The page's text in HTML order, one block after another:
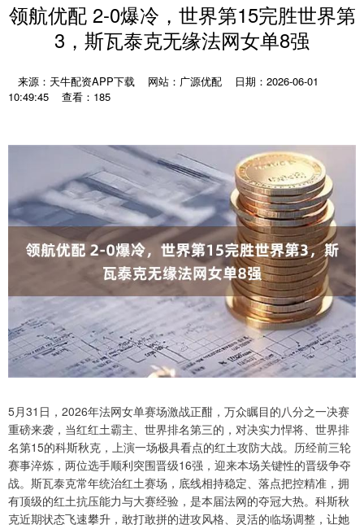
领航优配 2-0爆冷，世界第15完胜世界第
3，斯瓦泰克无缘法网女单8强
来源：天牛配资APP下载 网站：广源优配
日期：2026-06-01
10:49:45
查看：185
5月31日，2026年法网女单赛场激战正酣，万众瞩目的八分之一决赛
重磅来袭，当红红土霸主、世界排名第三的，对决实力悍将、世界排
名第15的科斯秋克，上演一场极具看点的红土攻防大战。历经前三轮
赛事淬炼，两位选手顺利突围晋级16强，迎来本场关键性的晋级争夺
战。斯瓦泰克常年统治红土赛场，底线相持稳定、落点把控精准，拥
有顶级的红土抗压能力与大赛经验，是本届法网的夺冠大热。科斯秋
克近期状态飞速攀升，敢打敢拼的进攻风格、灵活的临场调整，让她